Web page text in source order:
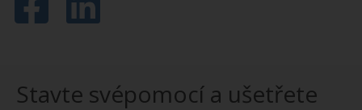
Stavte svépomocí a ušetřete